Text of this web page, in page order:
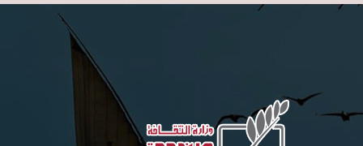
Skip to main content